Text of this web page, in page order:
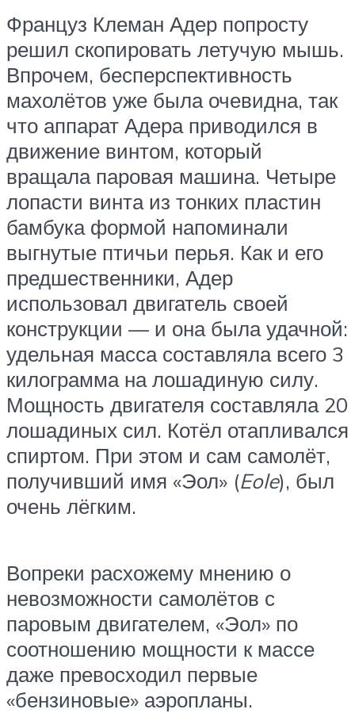
Француз Клеман Адер попросту
решил скопировать летучую мышь.
Впрочем, бесперспективность
махолётов уже была очевидна, так
что аппарат Адера приводился в
движение винтом, который
вращала паровая машина. Четыре
лопасти винта из тонких пластин
бамбука формой напоминали
выгнутые птичьи перья. Как и его
предшественники, Адер
использовал двигатель своей
конструкции — и она была удачной:
удельная масса составляла всего 3
килограмма на лошадиную силу.
Мощность двигателя составляла 20
лошадиных сил. Котёл отапливался
спиртом. При этом и сам самолёт,
получивший имя «Эол» (Eole), был
очень лёгким.
Вопреки расхожему мнению о
невозможности самолётов с
паровым двигателем, «Эол» по
соотношению мощности к массе
даже превосходил первые
«бензиновые» аэропланы.